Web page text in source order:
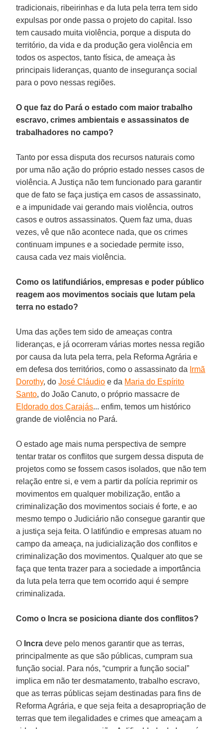
tradicionais, ribeirinhas e da luta pela terra tem sido
expulsas por onde passa o projeto do capital. Isso
tem causado muita violência, porque a disputa do
território, da vida e da produção gera violência em
todos os aspectos, tanto física, de ameaça às
principais lideranças, quanto de insegurança social
para o povo nessas regiões.
O que faz do Pará o estado com maior trabalho
escravo, crimes ambientais e assassinatos de
trabalhadores no campo?
Tanto por essa disputa dos recursos naturais como
por uma não ação do próprio estado nesses casos de
violência. A Justiça não tem funcionado para garantir
que de fato se faça justiça em casos de assassinato,
e a impunidade vai gerando mais violência, outros
casos e outros assassinatos. Quem faz uma, duas
vezes, vê que não acontece nada, que os crimes
continuam impunes e a sociedade permite isso,
causa cada vez mais violência.
Como os latifundiários, empresas e poder público
reagem aos movimentos sociais que lutam pela
terra no estado?
Uma das ações tem sido de ameaças contra
lideranças, e já ocorreram várias mortes nessa região
por causa da luta pela terra, pela Reforma Agrária e
em defesa dos territórios, como o assassinato da Irmã
Dorothy, doJosé Cláudio e da Maria do Espírito
Santo, do João Canuto, o próprio massacre de
Eldorado dos Carajás... enfim, temos um histórico
grande de violência no Pará.
O estado age mais numa perspectiva de sempre
tentar tratar os conflitos que surgem dessa disputa de
projetos como se fossem casos isolados, que não tem
relação entre si, e vem a partir da polícia reprimir os
movimentos em qualquer mobilização, então a
criminalização dos movimentos sociais é forte, e ao
mesmo tempo o Judiciário não consegue garantir que
a justiça seja feita. O latifúndio e empresas atuam no
campo da ameaça, na judicialização dos conflitos e
criminalização dos movimentos. Qualquer ato que se
faça que tenta trazer para a sociedade a importância
da luta pela terra que tem ocorrido aqui é sempre
criminalizada.
Como o Incra se posiciona diante dos conflitos?
O Incradeve pelo menos garantir que as terras,
principalmente as que são públicas, cumpram sua
função social. Para nós, “cumprir a função social”
implica em não ter desmatamento, trabalho escravo,
que as terras públicas sejam destinadas para fins de
Reforma Agrária, e que seja feita a desapropriação de
terras que tem ilegalidades e crimes que ameaçam a